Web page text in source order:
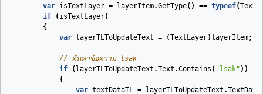
var isTextLayer = layerItem.GetType() == typeof(
if
( isTextLayer)
{
var
layerTLToUpdateText = (TextLayer) layerItem;
// ค้นหาข้อความ lsak
if
( layerTLToUpdateText .Text .Contains ( "lsak" ))
{
var textDataTL = layerTLToUpdateText .TextData